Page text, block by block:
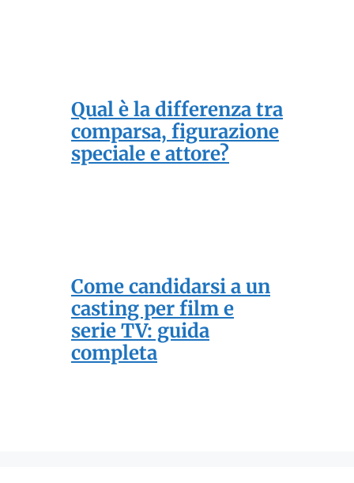
Qual è la differenza tra
comparsa, figurazione
speciale e attore?
Come candidarsi a un
casting per film e
serie TV: guida
completa